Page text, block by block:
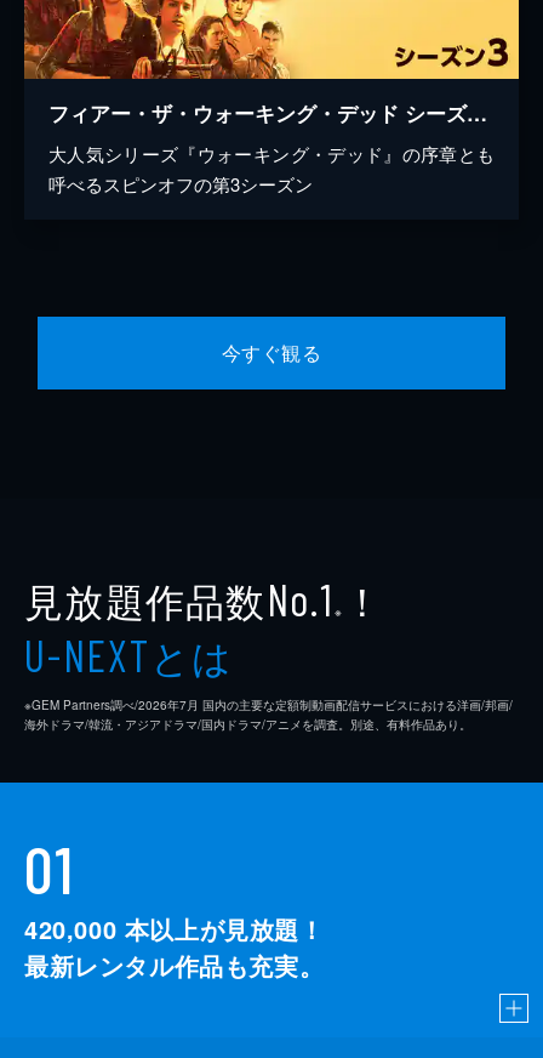
フィアー・ザ・ウォーキング・デッド シーズン3
大人気シリーズ『ウォーキング・デッド』の序章とも
呼べるスピンオフの第3シーズン
今すぐ観る
見放題作品数No.1 ※ ！
U-NEXTとは
※GEM Partners調べ/2026年7⽉ 国内の主要な定額制動画配信サービスにおける洋画/邦画/
海外ドラマ/韓流・アジアドラマ/国内ドラマ/アニメを調査。別途、有料作品あり。
01
420,000 本以上が見放題！
最新レンタル作品も充実。